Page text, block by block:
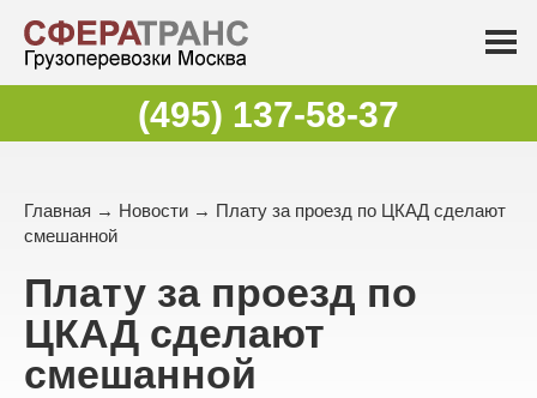
(495) 137-58-37
Главная → Новости → Плату за проезд по ЦКАД сделают
смешанной
Плату за проезд по
ЦКАД сделают
смешанной